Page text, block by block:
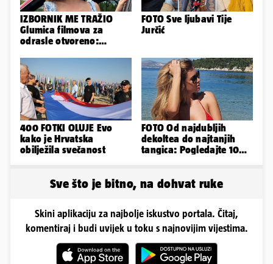
IZBORNIK ME TRAŽIO
Glumica filmova za
odrasle otvoreno:
SP-a'
FOTO Sve ljubavi Tije
Jurčić
400 FOTKI OLUJE Evo
kako je Hrvatska
obilježila svečanost
FOTO Od najdubljih
dekoltea do najtanjih
tangica: Pogledajte 100
Sve što je bitno, na dohvat ruke
Skini aplikaciju za najbolje iskustvo portala. Čitaj,
komentiraj i budi uvijek u toku s najnovijim vijestima.